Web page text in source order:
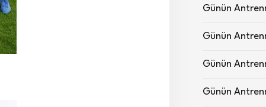
Günün
Günün
Günün
Günün